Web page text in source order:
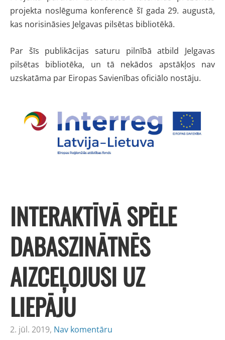
projekta noslēguma konferencē šī gada 29. augustā,
kas norisināsies Jelgavas pilsētas bibliotēkā.
Par šīs publikācijas saturu pilnībā atbild Jelgavas
pilsētas bibliotēka, un tā nekādos apstākļos nav
uzskatāma par Eiropas Savienības oficiālo nostāju.
INTERAKTĪVĀ SPĒLE
DABASZINĀTNĒS
AIZCEĻOJUSI UZ
LIEPĀJU
2. jūl. 2019, Nav komentāru